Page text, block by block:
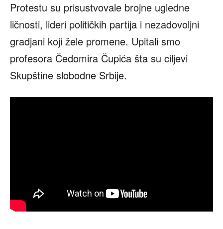
Protestu su prisustvovale brojne ugledne
ličnosti, lideri političkih partija i nezadovoljni
gradjani koji žele promene. Upitali smo
profesora Čedomira Čupića šta su ciljevi
Skupštine slobodne Srbije.